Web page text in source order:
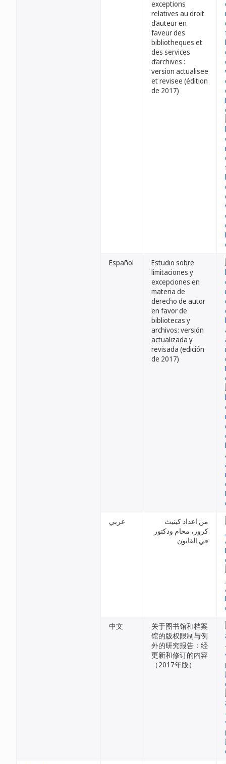
exceptions
relatives au droit
d’auteur en
faveur des
bibliotheques et
des services
d’archives :
version actualisee
et revisee (édition
de 2017)
Español
Estudio sobre
limitaciones y
excepciones en
materia de
derecho de autor
en favor de
bibliotecas y
archivos: versión
actualizada y
revisada (edición
de 2017)
عربي
من اعداد كينيث
كروز، محام ودكتور
في القانون
中文
关于图书馆和档案
馆的版权限制与例
外的研究报告：经
更新和修订的内容
（2017年版）